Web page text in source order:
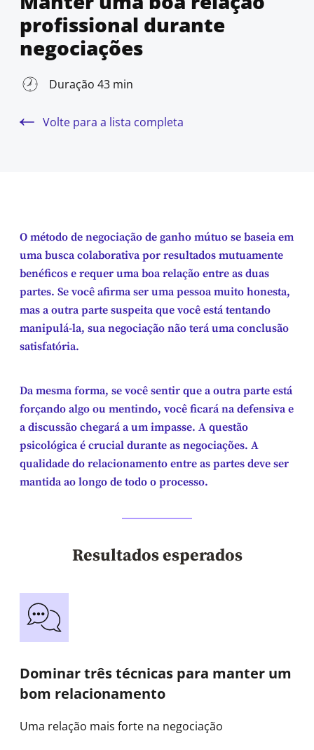
profissional durante
negociações
Duração 43 min
Volte para a lista completa
O método de negociação de ganho mútuo se baseia em
uma busca colaborativa por resultados mutuamente
benéficos e requer uma boa relação entre as duas
partes. Se você afirma ser uma pessoa muito honesta,
mas a outra parte suspeita que você está tentando
manipulá-la, sua negociação não terá uma conclusão
satisfatória.
Da mesma forma, se você sentir que a outra parte está
forçando algo ou mentindo, você ficará na defensiva e
a discussão chegará a um impasse. A questão
psicológica é crucial durante as negociações. A
qualidade do relacionamento entre as partes deve ser
mantida ao longo de todo o processo.
Resultados esperados
Dominar três técnicas para manter um
bom relacionamento
Uma relação mais forte na negociação